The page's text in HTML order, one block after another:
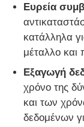
μηχανή
Ελεγκτής
ελεγκτής
Ευρεία
κατάλληλα
μέταλλο και
Εξαγωγή
χρόνο της
και των
δεδομένων